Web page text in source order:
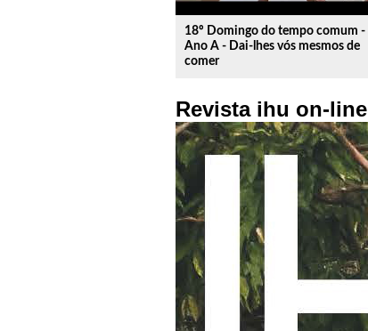
18º Domingo do tempo comum -
Ano A - Dai-lhes vós mesmos de
comer
Revista ihu on-line